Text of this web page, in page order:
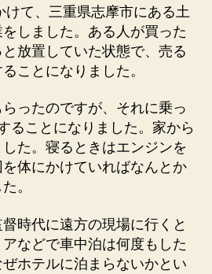
けて、三重県志摩市にある土
しました。ある人が買った
放置していた状態で、売る
ことになりました。
らったのですが、それに乗っ
ることになりました。家から
た。寝るときはエンジンを
体にかけていればなんとか
。
時代に遠方の現場に行くと
などで車中泊は何度もした
ホテルに泊まらないかとい